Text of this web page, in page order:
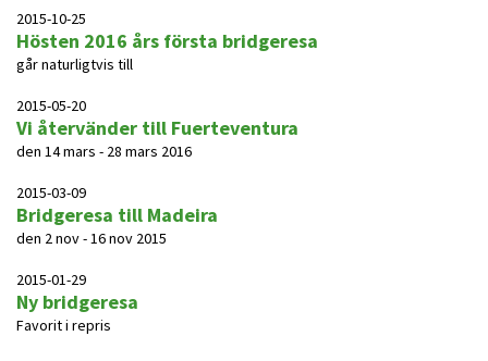
2015-10-25
Hösten 2016 års första bridgeresa
går naturligtvis till
2015-05-20
Vi återvänder till Fuerteventura
den 14 mars - 28 mars 2016
2015-03-09
Bridgeresa till Madeira
den 2 nov - 16 nov 2015
2015-01-29
Ny bridgeresa
Favorit i repris